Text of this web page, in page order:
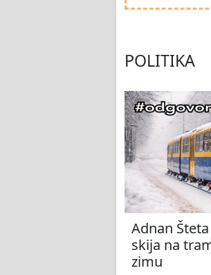
POLITIKA
Adnan
skija na
zimu